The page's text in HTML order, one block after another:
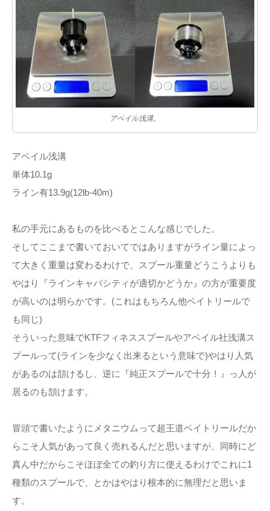
アベイル浅溝。
アベイル浅溝
単体10.1g
ライン有13.9g(12lb-40m)
私の手元にあるものを比べるとこんな感じでした。
そしてここまで書いておいてではありますがライン量によっ
て大きく重量は変わるわけで、スプール重量どうこうよりも
やはり『ラインキャパシティが適切かどうか』の方が重要度
が高いのは明らかです。(これはもちろん他ベイトリールで
も同じ)
そういった意味でKTFフィネススプールやアベイル社浅溝ス
プールって(ラインを少なく出来るという意味で)やはり人気
があるのは頷けるし、逆に『純正スプールで十分！』っ人が
居るのも頷けます。
冒頭で書いたようにメタニウムって超王道ベイトリールだか
らこそ人気があって良く売れるんだと思いますが、同時にど
真ん中だからこそほぼ全ての釣り方に使えるわけでこれに1
種類のスプールで、とかはやはり根本的に無理だと思いま
す。